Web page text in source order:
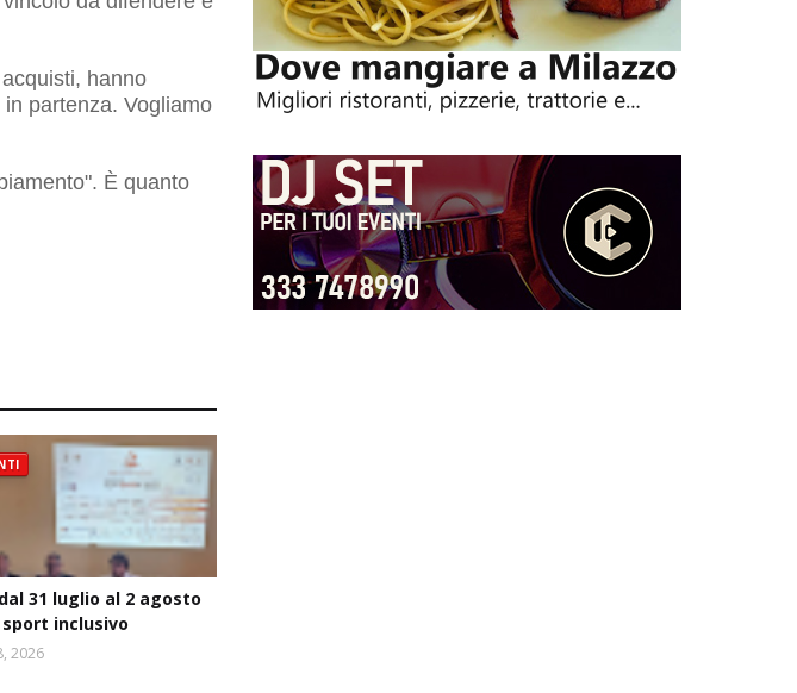
hanno
partenza. Vogliamo
È quanto
31 luglio al 2 agosto
inclusivo
2026